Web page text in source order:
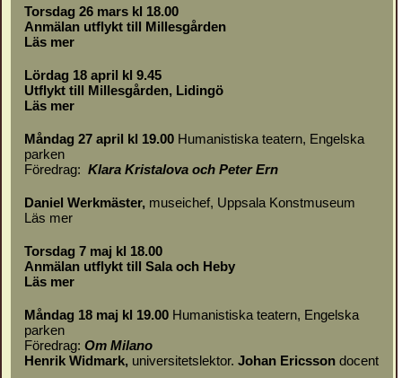
Torsdag 26 mars kl 18.00
Anmälan utflykt till Millesgården
Läs mer
Lördag 18 april kl 9.45
Utflykt till Millesgården, Lidingö
Läs mer
Måndag 27 april kl 19.00 Humanistiska teatern, Engelska
parken
Föredrag: Klara Kristalova och Peter Ern
Daniel Werkmäster, museichef, Uppsala Konstmuseum
Läs mer
Torsdag 7 maj kl 18.00
Anmälan utflykt till Sala och Heby
Läs mer
Måndag 18 maj kl 19.00 Humanistiska teatern, Engelska
parken
Föredrag: Om Milano
Henrik Widmark, universitetslektor. Johan Ericsson docent